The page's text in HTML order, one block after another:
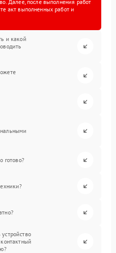
Далее, после выполнения работ
акт выполненных работ и
и какой
готово?